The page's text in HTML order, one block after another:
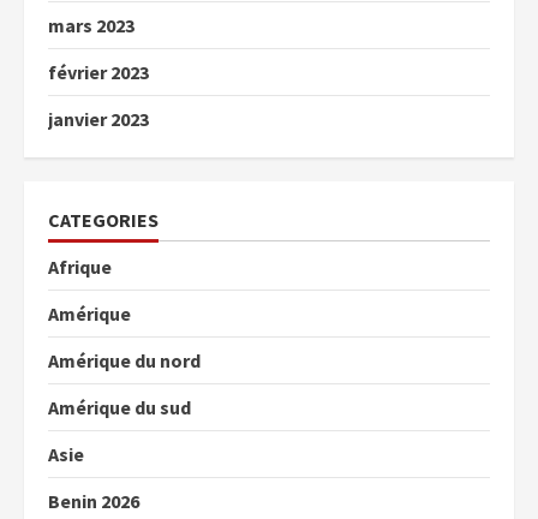
mars 2023
février 2023
janvier 2023
CATEGORIES
Afrique
Amérique
Amérique du nord
Amérique du sud
Asie
Benin 2026